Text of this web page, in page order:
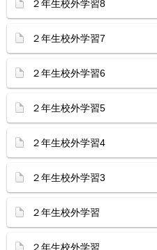
２年生校外学習8
２年生校外学習7
２年生校外学習6
２年生校外学習5
２年生校外学習4
２年生校外学習3
２年生校外学習
２年生校外学習